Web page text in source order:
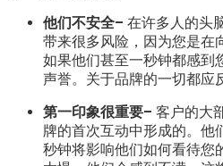
他们不安全– 在许多人的头
带来很多风险，因为您是在
如果他们甚至一秒钟都感到
声誉。关于品牌的一切都应
第一印象很重要– 客户的大
牌的首次互动中形成的。他
秒钟将影响他们如何看待您